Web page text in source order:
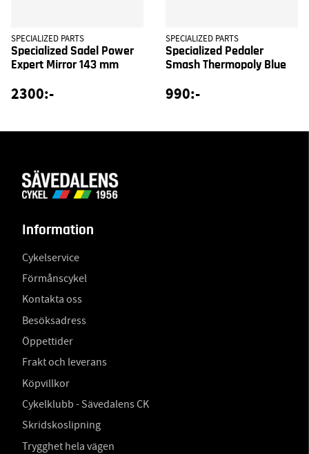
SPECIALIZED PARTS
Specialized Sadel Power
Expert Mirror 143 mm
2300:-
SPECIALIZED PARTS
Specialized Pedaler
Smash Thermopoly Blue
990:-
Information
Cykelservice
Förmånscykel
Kontakta oss
Besöksadress
Öppettider
Frakt och leverans
Köpvillkor
Cykelklubb - Sävedalens CK
Skridskoslipning
Trygghet hela vägen